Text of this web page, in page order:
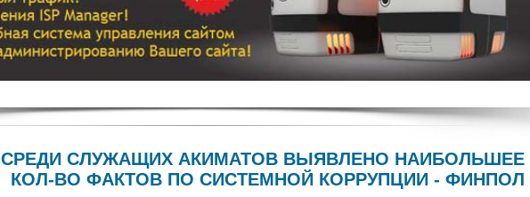
СРЕДИ СЛУЖАЩИХ АКИМАТОВ ВЫЯВЛЕНО НАИБОЛЬШЕЕ
КОЛ-ВО ФАКТОВ ПО СИСТЕМНОЙ КОРРУПЦИИ - ФИНПОЛ